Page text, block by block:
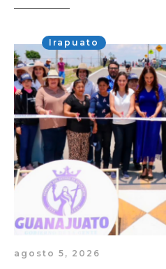
Irapuato
agosto 5, 2026